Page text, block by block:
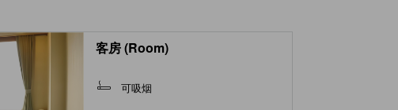
客房 (Room)
可吸烟